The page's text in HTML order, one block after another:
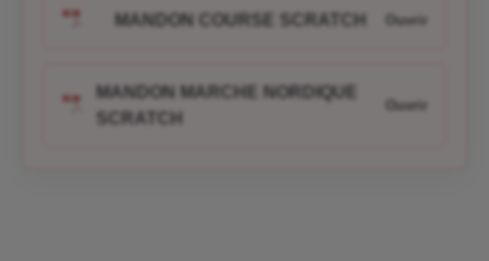
MANDON COURSE SCRATCH
MANDON MARCHE NORDIQUE
SCRATCH